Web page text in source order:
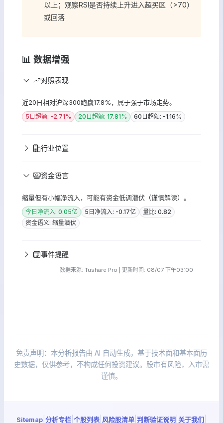
以上；观察RSI是否持续上升进入超买区（>70）
或回落
📊 数据增强
对照表现
近20日相对沪深300跑赢17.8%，属于强于市场走势。
5日超额: -2.71% 20日超额: 17.81% 60日超额: -1.16%
行业位置
资金语言
缩量但有小幅净流入，可能有资金低调潜伏（谨慎解读）。
今日净流入: 0.05亿 5日净流入: -0.17亿
量比: 0.82
资金语义: 缩量潜伏
事件提醒
数据来源: Tushare Pro | 更新时间: 08/07 下午03:00
免责声明：本分析报告由 AI 自动生成，基于技术面和基本面历
史数据，仅供参考，不构成任何投资建议。股市有风险，入市需
谨慎。
Sitemap 分析专栏 个股列表 风险股清单 判断验证说明 关于我们